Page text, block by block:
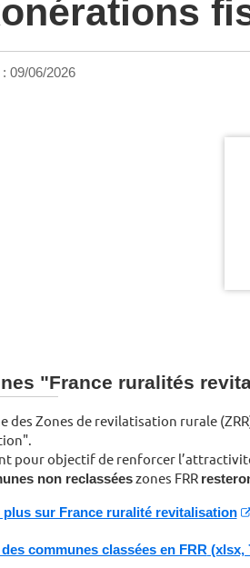
09/06/2026
"France ruralités
des Zones de revilatisation rurale
pour objectif de renforcer
non reclasséeszones FRR
plus sur France ruralité revitalisation
communes classées en FRR (xlsx,